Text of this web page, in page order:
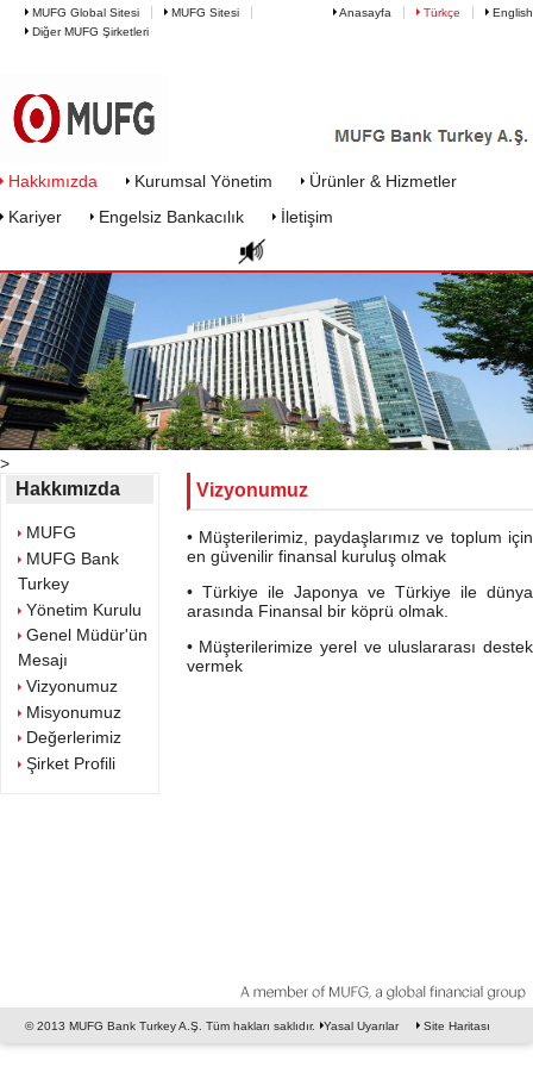
Anasayfa Türkçe English
MUFG Global Sitesi
MUFG Sitesi
Diğer MUFG Şirketleri
MUFG Bank hakkımızda - Vizyon
Hakkımızda Kurumsal Yönetim
Ürünler & Hizmetler
Kariyer
Engelsiz Bankacılık İletişim
>
Hakkımızda
MUFG
MUFG Bank
Turkey
Yönetim Kurulu
Genel Müdür'ün
Mesajı
Vizyonumuz
Misyonumuz
Değerlerimiz
Şirket Profili
Vizyonumuz
• Müşterilerimiz, paydaşlarımız ve toplum için
en güvenilir finansal kuruluş olmak
• Türkiye ile Japonya ve Türkiye ile dünya
arasında Finansal bir köprü olmak.
• Müşterilerimize yerel ve uluslararası destek
vermek
Yasal Uyarılar Site Haritası
© 2013 MUFG Bank Turkey A.Ş. Tüm hakları saklıdır.